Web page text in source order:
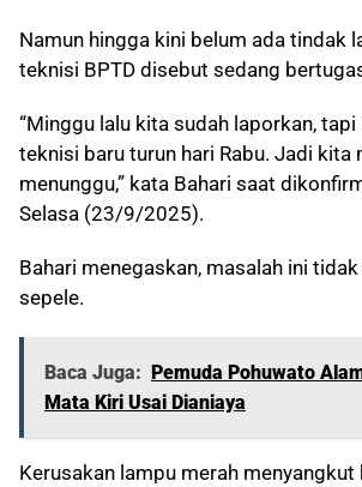
Namun hingga kini belum ada tindak
teknisi BPTD disebut sedang
“Minggu lalu kita sudah laporkan, tapi
teknisi baru turun hari Rabu. Jadi kita
menunggu,” kata Bahari saat
Selasa (23/9/2025).
Bahari menegaskan, masalah ini
sepele.
Baca Juga: Pemuda Pohuwato
Mata Kiri Usai Dianiaya
Kerusakan lampu merah